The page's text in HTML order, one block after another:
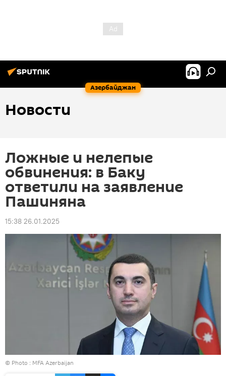
Азербайджан
Новости
Ложные и нелепые
обвинения: в Баку
ответили на заявление
Пашиняна
15:38 26.01.2025
© Photo : MFA Azerbaijan